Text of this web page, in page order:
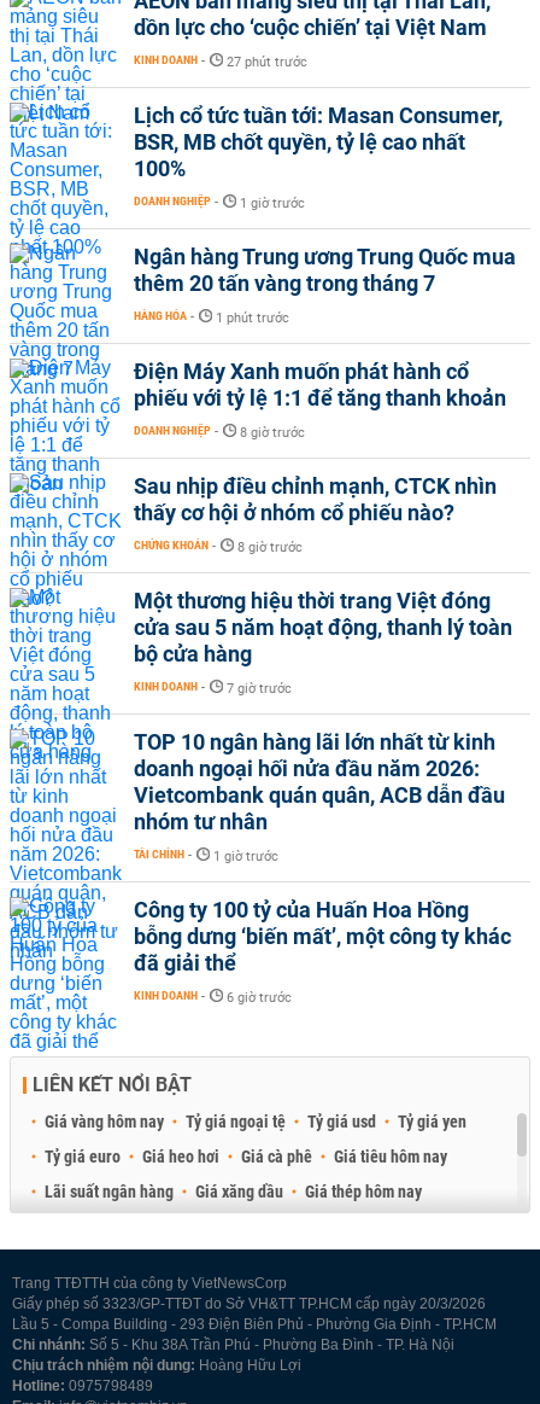
dồn lực cho ‘cuộc chiến’ tại Việt Nam
KINH DOANH - 27 phút trước
Lịch cổ tức tuần tới: Masan Consumer,
BSR, MB chốt quyền, tỷ lệ cao nhất
100%
DOANH NGHIỆP - 1 giờ trước
Ngân hàng Trung ương Trung Quốc mua
thêm 20 tấn vàng trong tháng 7
HÀNG HÓA - 1 phút trước
Điện Máy Xanh muốn phát hành cổ
phiếu với tỷ lệ 1:1 để tăng thanh khoản
DOANH NGHIỆP - 8 giờ trước
Sau nhịp điều chỉnh mạnh, CTCK nhìn
thấy cơ hội ở nhóm cổ phiếu nào?
CHỨNG KHOÁN - 8 giờ trước
Một thương hiệu thời trang Việt đóng
cửa sau 5 năm hoạt động, thanh lý toàn
bộ cửa hàng
KINH DOANH - 7 giờ trước
TOP 10 ngân hàng lãi lớn nhất từ kinh
doanh ngoại hối nửa đầu năm 2026:
Vietcombank quán quân, ACB dẫn đầu
nhóm tư nhân
TÀI CHÍNH - 1 giờ trước
Công ty 100 tỷ của Huấn Hoa Hồng
bỗng dưng ‘biến mất’, một công ty khác
đã giải thể
KINH DOANH - 6 giờ trước
LIÊN KẾT NỔI BẬT
Giá vàng hôm nay Tỷ giá ngoại tệ Tỷ giá usd
Tỷ giá yen
Tỷ giá euro
Giá heo hơi Giá cà phê
Giá tiêu hôm nay
Lãi suất ngân hàng
Giá xăng dầu
Giá thép hôm nay
Trang TTĐTTH của công ty VietNewsCorp
Giấy phép số 3323/GP-TTĐT do Sở VH&TT TP.HCM cấp ngày 20/3/2026
Lầu 5 - Compa Building - 293 Điện Biên Phủ - Phường Gia Định - TP.HCM
Chi nhánh: Số 5 - Khu 38A Trần Phú - Phường Ba Đình - TP. Hà Nội
Chịu trách nhiệm nội dung: Hoàng Hữu Lợi
Hotline: 0975798489